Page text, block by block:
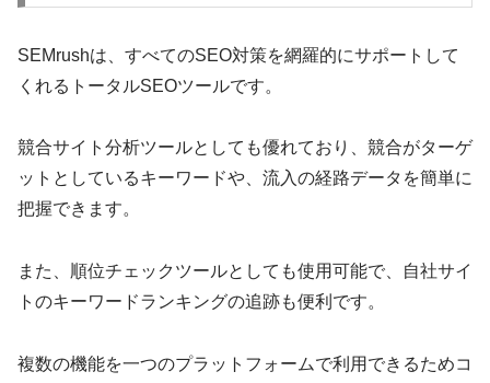
SEMrushは、すべてのSEO対策を網羅的にサポートして
くれるトータルSEOツールです。
競合サイト分析ツールとしても優れており、競合がターゲ
ットとしているキーワードや、流入の経路データを簡単に
把握できます。
また、順位チェックツールとしても使用可能で、自社サイ
トのキーワードランキングの追跡も便利です。
複数の機能を一つのプラットフォームで利用できるためコ